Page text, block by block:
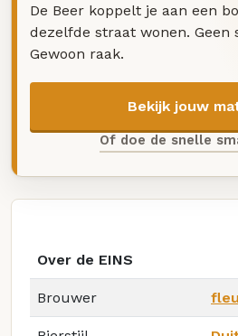
De Beer koppelt je aan een
dezelfde straat wonen. Geen
Gewoon raak.
Bekijk jouw
Of doe de snelle
Over de EINS
Brouwer